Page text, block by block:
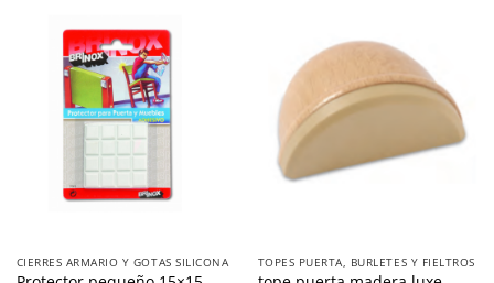
CIERRES ARMARIO Y GOTAS SILICONA TOPES PUERTA, BURLETES Y FIELTROS